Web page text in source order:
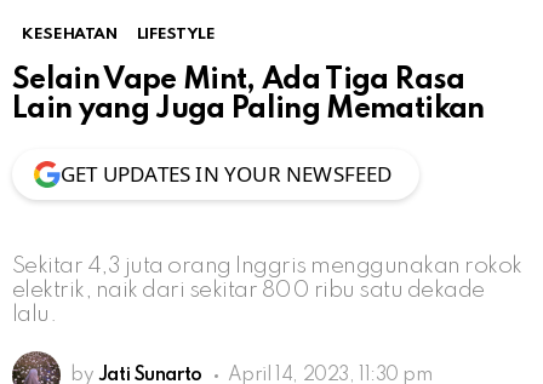
KESEHATAN LIFESTYLE
Selain Vape Mint, Ada Tiga Rasa
Lain yang Juga Paling Mematikan
GET UPDATES IN YOUR NEWSFEED
Sekitar 4,3 juta orang Inggris menggunakan rokok
elektrik, naik dari sekitar 800 ribu satu dekade
lalu.
by Jati Sunarto April 14, 2023, 11:30 pm